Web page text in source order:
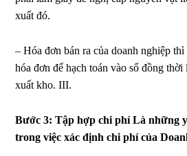
xuất đó.
– Hóa đơn bán ra của doanh nghiệp
hóa đơn để hạch toán vào sổ đồng
xuất kho. III.
Bước 3: Tập hợp chi phí Là những
trong việc xác định chi phí của